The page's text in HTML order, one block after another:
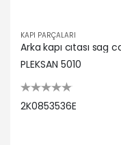
KAPI PARÇALARI
PLEKSAN 5010
2K0853536E